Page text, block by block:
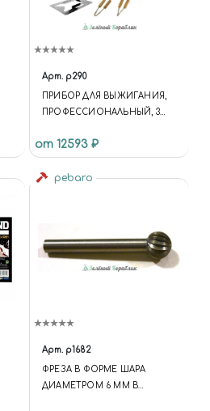
Арт. p290
ПРИБОР ДЛЯ ВЫЖИГАНИЯ,
ПРОФЕССИОНАЛЬНЫЙ, 3
от 12593 ₽
pebaro
Арт. p1682
ФРЕЗА В ФОРМЕ ШАРА
ДИАМЕТРОМ 6 ММ В